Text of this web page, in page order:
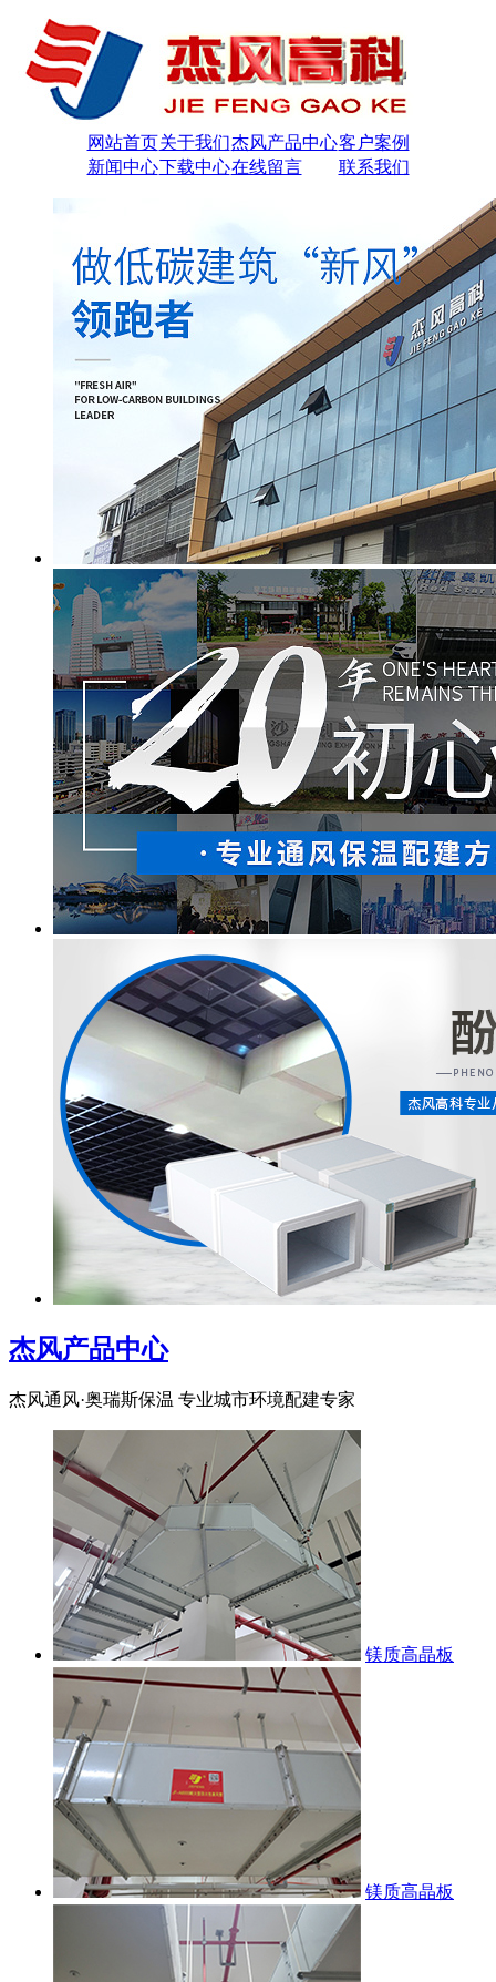
网站首页关于我们杰风产品中心客户案例
新闻中心下载中心在线留言 联系我们
杰风产品中心
杰风通风·奥瑞斯保温 专业城市环境配建专家
镁质高晶板
镁质高晶板